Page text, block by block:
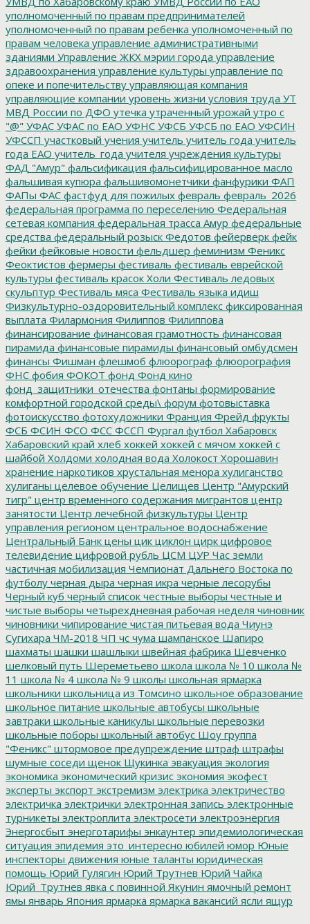
уполномоченный по правам предпринимателей
уполномоченный по правам ребенка уполномоченный по
правам человека управление административными
зданиями Управление ЖКХ мэрии города управление
здравоохранения управление культуры управление по
опеке и попечительству управляющая компания
управляющие компании уровень жизни условия труда УТ
МВД России по ДФО утечка утраченный урожай утро с
"@" УФАС УФАС по ЕАО УФНС УФСБ УФСБ по ЕАО УФСИН
УФССП участковый учения учитель учитель года учитель
года ЕАО учитель_года учителя учреждения культуры
ФАД "Амур" фальсификация фальсифицированное масло
фальшивая купюра фальшивомонетчики фанфурики ФАП
ФАПы ФАС фастфуд для пожилых февраль февраль_2026
федеральная программа по переселению Федеральная
сетевая компания федеральная трасса Амур федеральные
средства федеральный розыск Федотов фейерверк фейк
фейки фейковые новости фельдшер феминизм Феникс
Феоктистов фермеры фестиваль фестиваль еврейской
культуры фестиваль красок Холи Фестиваль ледовых
скульптур Фестиваль мяса Фестиваль языка идиш
Физкультурно-оздоровительный комплекс фиксированная
выплата Филармония Филиппов Филиппова
финансирование финансовая грамотность финансовая
пирамида финансовые пирамиды финансовый омбудсмен
финансы Фишман флешмоб флюорограф флюорография
ФНС фобия ФОКОТ фонд Фонд кино
фонд_защитники_отечества фонтаны формирование
комфортной городской среды\ форум фотовыставка
фотоискусство фотохудожники Франция Фрейд фрукты
ФСБ ФСИН ФСО ФСС ФССП Фургал футбол Хабаровск
Хабаровский край хлеб хоккей хоккей с мячом хоккей с
шайбой Холдоми холодная вода Холокост Хорошавин
хранение наркотиков хрустальная менора хулиганство
хулиганы целевое обучение Целищев Центр "Амурский
тигр" центр временного содержания мигрантов центр
занятости Центр лечебной физкультуры Центр
управления регионом центральное водоснабжение
Центральный Банк цены цик циклон цирк цифровое
телевидение цифровой рубль ЦСМ ЦУР Час земли
частичная мобилизация Чемпионат Дальнего Востока по
футболу черная дыра черная икра черные лесорубы
Черный куб черный список честные выборы честные и
чистые выборы четырехдневная рабочая неделя чиновник
чиновники чипирование чистая питьевая вода Чиунэ
Сугихара ЧМ-2018 ЧП чс чума шампанское Шапиро
шахматы шашки шашлыки швейная фабрика Шевченко
шелковый путь Шереметьево школа школа № 10 школа №
11 школа № 4 школа № 9 школы школьная ярмарка
школьники школьница из Томсино школьное образование
школьное питание школьные автобусы школьные
завтраки школьные каникулы школьные перевозки
школьные поборы школьный автобус Шоу группа
"Феникс" штормовое предупреждение штраф штрафы
шумные соседи щенок Щукинка эвакуация экология
экономика экономический кризис экономия экофест
эксперты экспорт экстремизм электрика электричество
электричка электрички электронная запись электронные
турникеты электроплита электросети электроэнергия
Энергосбыт энерготарифы энкаунтер эпидемиологическая
ситуация эпидемия это_интересно юбилей юмор Юные
инспекторы движения юные таланты юридическая
помощь Юрий Гулягин Юрий Трутнев Юрий Чайка
Юрий_Трутнев явка с повинной Якунин ямочный ремонт
ямы январь Япония ярмарка ярмарка вакансий ясли ящур